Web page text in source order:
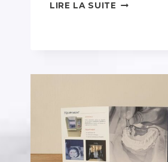
LIRE LA SUITE UNE